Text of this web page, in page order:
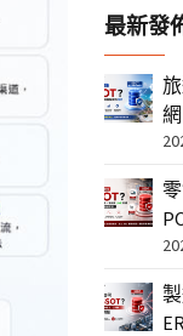
最新發